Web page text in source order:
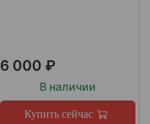
6 000 ₽
В наличии
Купить сейчас